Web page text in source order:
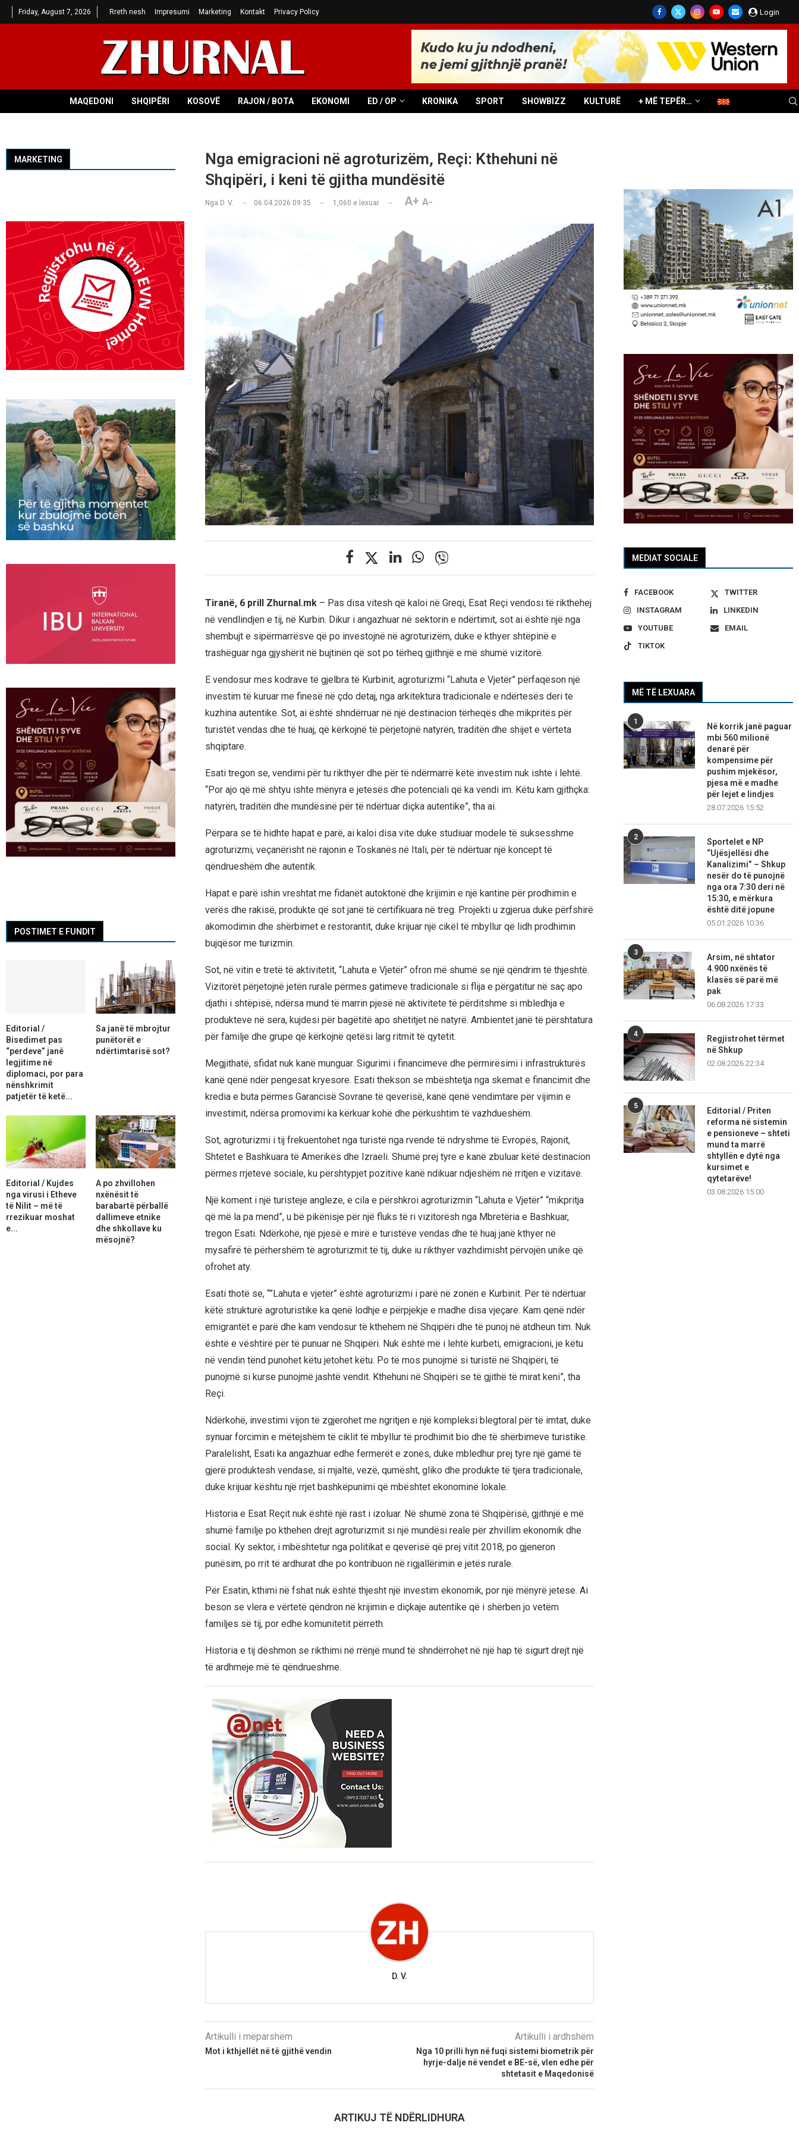
Friday, August 7, 2026 Rreth nesh Impresumi Marketing Kontakt Privacy Policy Login
MAQEDONI SHQIPËRI KOSOVË RAJON / BOTA EKONOMI ED / OP KRONIKA SPORT SHOWBIZZ KULTURË + MË TEPËR…
Nga emigracioni në agroturizëm, Reçi: Kthehuni në
Shqipëri, i keni të gjitha mundësitë
Nga D. V. 06.04.2026 09:35 1,060 e lexuar A+ A-
Tiranë, 6 prill Zhurnal.mk– Pas disa vitesh që kaloi në Greqi, Esat Reçi vendosi të rikthehej
në vendlindjen e tij, në Kurbin. Dikur i angazhuar në sektorin e ndërtimit, sot ai është një nga
shembujt e sipërmarrësve që po investojnë në agroturizëm, duke e kthyer shtëpinë e
trashëguar nga gjyshërit në bujtinën që sot po tërheq gjithnjë e më shumë vizitorë.
E vendosur mes kodrave të gjelbra të Kurbinit, agroturizmi “Lahuta e Vjetër” përfaqëson një
investim të kuruar me finesë në çdo detaj, nga arkitektura tradicionale e ndërtesës deri te
kuzhina autentike. Sot, ai është shndërruar në një destinacion tërheqës dhe mikpritës për
turistët vendas dhe të huaj, që kërkojnë të përjetojnë natyrën, traditën dhe shijet e vërteta
shqiptare.
Esati tregon se, vendimi për tu rikthyer dhe për të ndërmarrë këtë investim nuk ishte i lehtë.
“Por ajo që më shtyu ishte mënyra e jetesës dhe potenciali që ka vendi im. Këtu kam gjithçka:
natyrën, traditën dhe mundësinë për të ndërtuar diçka autentike”, tha ai.
Përpara se të hidhte hapat e parë, ai kaloi disa vite duke studiuar modele të suksesshme
agroturizmi, veçanërisht në rajonin e Toskanës në Itali, për të ndërtuar një koncept të
qëndrueshëm dhe autentik.
Hapat e parë ishin vreshtat me fidanët autoktonë dhe krijimin e një kantine për prodhimin e
verës dhe rakisë, produkte që sot janë të certifikuara në treg. Projekti u zgjerua duke përfshirë
akomodimin dhe shërbimet e restorantit, duke krijuar një cikël të mbyllur që lidh prodhimin
bujqësor me turizmin.
Sot, në vitin e tretë të aktivitetit, “Lahuta e Vjetër” ofron më shumë se një qëndrim të thjeshtë.
Vizitorët përjetojnë jetën rurale përmes gatimeve tradicionale si flija e përgatitur në saç apo
djathi i shtëpisë, ndërsa mund të marrin pjesë në aktivitete të përditshme si mbledhja e
produkteve në sera, kujdesi për bagëtitë apo shëtitjet në natyrë. Ambientet janë të përshtatura
për familje dhe grupe që kërkojnë qetësi larg ritmit të qytetit.
Megjithatë, sfidat nuk kanë munguar. Sigurimi i financimeve dhe përmirësimi i infrastrukturës
kanë qenë ndër pengesat kryesore. Esati thekson se mbështetja nga skemat e financimit dhe
kredia e buta përmes Garancisë Sovrane të qeverisë, kanë qenë vendimtare për vijimin e
investimit, ndërsa promovimi ka kërkuar kohë dhe përkushtim të vazhdueshëm.
Sot, agroturizmi i tij frekuentohet nga turistë nga rvende të ndryshme të Evropës, Rajonit,
Shtetet e Bashkuara të Amerikës dhe Izraeli. Shumë prej tyre e kanë zbuluar këtë destinacion
përmes rrjeteve sociale, ku përshtypjet pozitive kanë ndikuar ndjeshëm në rritjen e vizitave.
Një koment i një turisteje angleze, e cila e përshkroi agroturizmin “Lahuta e Vjetër” “mikpritja
që më la pa mend”, u bë pikënisje për një fluks të ri vizitorësh nga Mbretëria e Bashkuar,
tregon Esati. Ndërkohë, një pjesë e mirë e turistëve vendas dhe të huaj janë kthyer në
mysafirë të përhershëm të agroturizmit të tij, duke iu rikthyer vazhdimisht përvojën unike që
ofrohet aty.
Esati thotë se, “”Lahuta e vjetër” është agroturizmi i parë në zonën e Kurbinit. Për të ndërtuar
këtë strukturë agroturistike ka qenë lodhje e përpjekje e madhe disa vjeçare. Kam qenë ndër
emigrantët e parë dhe kam vendosur të kthehem në Shqipëri dhe të punoj në atdheun tim. Nuk
është e vështirë për të punuar në Shqipëri. Nuk është më i lehtë kurbeti, emigracioni, je këtu
në vendin tënd punohet këtu jetohet këtu. Po të mos punojmë si turistë në Shqipëri, të
punojmë si kurse punojmë jashtë vendit. Kthehuni në Shqipëri se të gjithë të mirat keni”, tha
Reçi.
Ndërkohë, investimi vijon të zgjerohet me ngritjen e një kompleksi blegtoral për të imtat, duke
synuar forcimin e mëtejshëm të ciklit të mbyllur të prodhimit bio dhe të shërbimeve turistike.
Paralelisht, Esati ka angazhuar edhe fermerët e zonës, duke mbledhur prej tyre një gamë të
gjerë produktesh vendase, si mjaltë, vezë, qumësht, gliko dhe produkte të tjera tradicionale,
duke krijuar kështu një rrjet bashkëpunimi që mbështet ekonominë lokale.
Historia e Esat Reçit nuk është një rast i izoluar. Në shumë zona të Shqipërisë, gjithnjë e më
shumë familje po kthehen drejt agroturizmit si një mundësi reale për zhvillim ekonomik dhe
social. Ky sektor, i mbështetur nga politikat e qeverisë që prej vitit 2018, po gjeneron
punësim, po rrit të ardhurat dhe po kontribuon në rigjallërimin e jetës rurale.
Për Esatin, kthimi në fshat nuk është thjesht një investim ekonomik, por një mënyrë jetese. Ai
beson se vlera e vërtetë qëndron në krijimin e diçkaje autentike që i shërben jo vetëm
familjes së tij, por edhe komunitetit përreth.
Historia e tij dëshmon se rikthimi në rrënjë mund të shndërrohet në një hap të sigurt drejt një
të ardhmeje më të qëndrueshme.
D. V.
Artikulli i mëparshëm
Mot i kthjellët në të gjithë vendin
Artikulli i ardhshëm
Nga 10 prilli hyn në fuqi sistemi biometrik për
hyrje-dalje në vendet e BE-së, vlen edhe për
shtetasit e Maqedonisë
ARTIKUJ TË NDËRLIDHURA
MEDIAT SOCIALE
FACEBOOK
TWITTER
INSTAGRAM
LINKEDIN
YOUTUBE
EMAIL
TIKTOK
MË TË LEXUARA
1
Në korrik janë paguar
mbi 560 milionë
denarë për
kompensime për
pushim mjekësor,
pjesa më e madhe
për lejet e lindjes
28.07.2026 15:52
2
Sportelet e NP
“Ujësjellësi dhe
Kanalizimi” – Shkup
nesër do të punojnë
nga ora 7:30 deri në
15:30, e mërkura
është ditë jopune
05.01.2026 10:36
3
Arsim, në shtator
4.900 nxënës të
klasës së parë më
pak
06.08.2026 17:33
4
Regjistrohet tërmet
në Shkup
02.08.2026 22:34
5
Editorial / Priten
reforma në sistemin
e pensioneve – shteti
mund ta marrë
shtyllën e dytë nga
kursimet e
qytetarëve!
03.08.2026 15:00
MARKETING
POSTIMET E FUNDIT
Editorial /
Bisedimet pas
“perdeve” janë
legjitime në
diplomaci, por para
nënshkrimit
patjetër të ketë...
Sa janë të mbrojtur
punëtorët e
ndërtimtarisë sot?
Editorial / Kujdes
nga virusi i Etheve
të Nilit – më të
rrezikuar moshat
e...
A po zhvillohen
nxënësit të
barabartë përballë
dallimeve etnike
dhe shkollave ku
mësojnë?